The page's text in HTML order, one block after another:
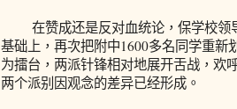
在赞成还是反对血统论，保学校领
基础上，再次把附中1600多名同学重新
为擂台，两派针锋相对地展开舌战，欢
两个派别因观念的差异已经形成。